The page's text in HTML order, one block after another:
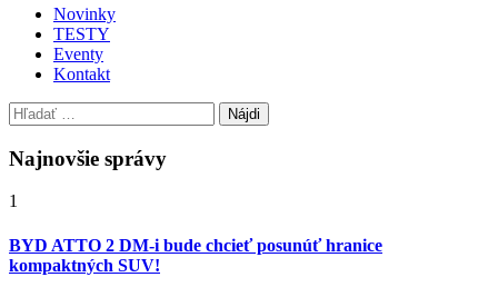
Novinky
TESTY
Eventy
Kontakt
Hľadať:
Najnovšie správy
1
BYD ATTO 2 DM-i bude chcieť posunúť hranice
kompaktných SUV!